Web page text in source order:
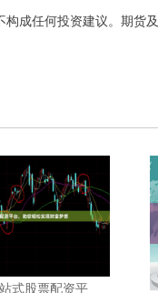
构成任何投资建议。期货
式股票配资平